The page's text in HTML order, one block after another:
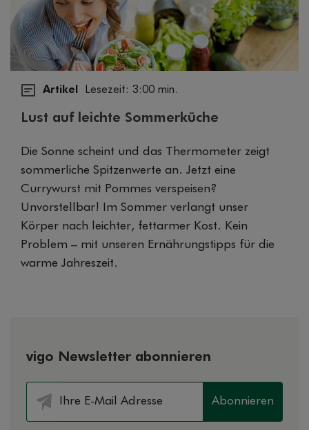
Artikel Lesezeit: 3:00 min.
Lust auf leichte Sommerküche
Die Sonne scheint und das Thermometer zeigt
sommerliche Spitzenwerte an. Jetzt eine
Currywurst mit Pommes verspeisen?
Unvorstellbar! Im Sommer verlangt unser
Körper nach leichter, fettarmer Kost. Kein
Problem – mit unseren Ernährungstipps für die
warme Jahreszeit.
vigo Newsletter abonnieren
Abonnieren